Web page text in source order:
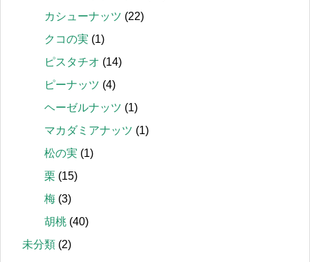
カシューナッツ (22)
クコの実 (1)
ピスタチオ (14)
ピーナッツ (4)
ヘーゼルナッツ (1)
マカダミアナッツ (1)
松の実 (1)
栗 (15)
梅 (3)
胡桃 (40)
未分類 (2)